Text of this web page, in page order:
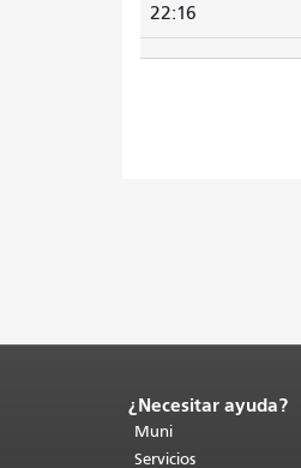
22:16
Fin
del
contenido
¿Necesitar ayuda?
Muni
Servicios